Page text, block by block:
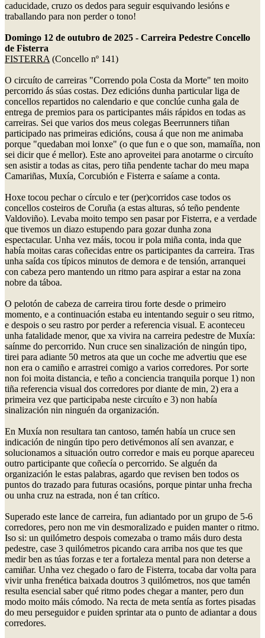
caducidade, cruzo os dedos para seguir esquivando lesións e
traballando para non perder o tono!
Domingo 12 de outubro de 2025 - Carreira Pedestre Concello
de Fisterra
FISTERRA (Concello nº 141)
O circuíto de carreiras "Correndo pola Costa da Morte" ten moito
percorrido ás súas costas. Dez edicións dunha particular liga de
concellos repartidos no calendario e que conclúe cunha gala de
entrega de premios para os participantes máis rápidos en todas as
carreiras. Sei que varios dos meus colegas Beerrunners tiñan
participado nas primeiras edicións, cousa á que non me animaba
porque "quedaban moi lonxe" (o que fun e o que son, mamaíña, non
sei dicir que é mellor). Este ano aproveitei para anotarme o circuíto
sen asistir a todas as citas, pero tiña pendente tachar do meu mapa
Camariñas, Muxía, Corcubión e Fisterra e saíame a conta.
Hoxe tocou pechar o círculo e ter (per)corridos case todos os
concellos costeiros de Coruña (a estas alturas, só teño pendente
Valdoviño). Levaba moito tempo sen pasar por Fisterra, e a verdade
que tivemos un diazo estupendo para gozar dunha zona
espectacular. Unha vez máis, tocou ir pola miña conta, inda que
había moitas caras coñecidas entre os participantes da carreira. Tras
unha saída cos típicos minutos de demora e de tensión, arranquei
con cabeza pero mantendo un ritmo para aspirar a estar na zona
nobre da táboa.
O pelotón de cabeza de carreira tirou forte desde o primeiro
momento, e a continuación estaba eu intentando seguir o seu ritmo,
e despois o seu rastro por perder a referencia visual. E aconteceu
unha fatalidade menor, que xa vivira na carreira pedestre de Muxía:
saínme do percorrido. Nun cruce sen sinalización de ningún tipo,
tirei para adiante 50 metros ata que un coche me advertiu que ese
non era o camiño e arrastrei comigo a varios corredores. Por sorte
non foi moita distancia, e teño a conciencia tranquila porque 1) non
tiña referencia visual dos corredores por diante de min, 2) era a
primeira vez que participaba neste circuíto e 3) non había
sinalización nin ninguén da organización.
En Muxía non resultara tan cantoso, tamén había un cruce sen
indicación de ningún tipo pero detivémonos alí sen avanzar, e
solucionamos a situación outro corredor e mais eu porque apareceu
outro participante que coñecía o percorrido. Se alguén da
organización le estas palabras, agardo que revisen ben todos os
puntos do trazado para futuras ocasións, porque pintar unha frecha
ou unha cruz na estrada, non é tan crítico.
Superado este lance de carreira, fun adiantado por un grupo de 5-6
corredores, pero non me vin desmoralizado e puiden manter o ritmo.
Iso si: un quilómetro despois comezaba o tramo máis duro desta
pedestre, case 3 quilómetros picando cara arriba nos que tes que
medir ben as túas forzas e ter a fortaleza mental para non deterse a
camiñar. Unha vez chegado o faro de Fisterra, tocaba dar volta para
vivir unha frenética baixada doutros 3 quilómetros, nos que tamén
resulta esencial saber qué ritmo podes chegar a manter, pero dun
modo moito máis cómodo. Na recta de meta sentía as fortes pisadas
do meu perseguidor e puiden sprintar ata o punto de adiantar a dous
corredores.